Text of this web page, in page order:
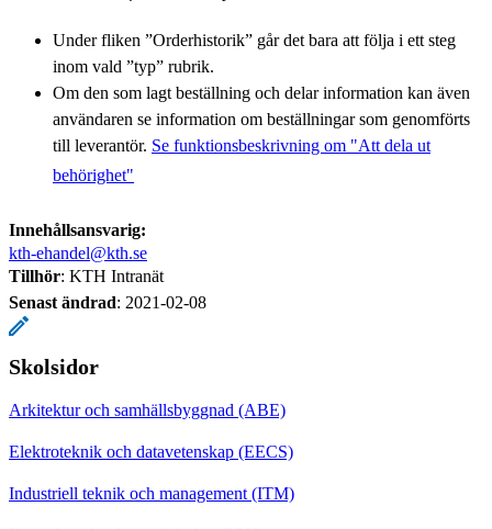
Under fliken ”Orderhistorik” går det bara att följa i ett steg
inom vald ”typ” rubrik.
Om den som lagt beställning och delar information kan även
användaren se information om beställningar som genomförts
till leverantör. Se funktionsbeskrivning om "Att dela ut
behörighet"
Innehållsansvarig:
kth-ehandel@kth.se
Tillhör: KTH Intranät
Senast ändrad: 2021-02-08
Skolsidor
Arkitektur och samhällsbyggnad (ABE)
Elektroteknik och datavetenskap (EECS)
Industriell teknik och management (ITM)